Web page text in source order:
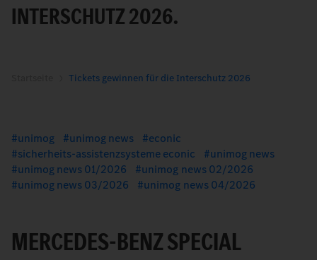
INTERSCHUTZ 2026.
Tickets gewinnen für die Interschutz 2026
unimog unimog news
econic
sicherheits-assistenzsysteme econic
unimog news
unimog news 01/2026
unimog news 02/2026
unimog news 03/2026
unimog news 04/2026
MERCEDES-BENZ SPECIAL